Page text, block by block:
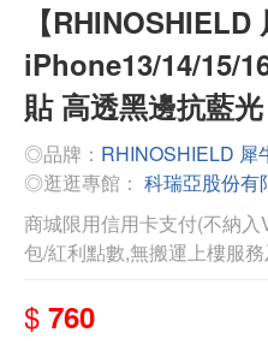
【RHINOSHIELD
iPhone13/14/15/
貼 高透黑邊抗藍光
◎品牌： RHINOSHIELD 犀
◎逛逛專館： 科瑞亞股份有
商城限用信用卡支付(不納
包/紅利點數,無搬運上樓服
$ 760